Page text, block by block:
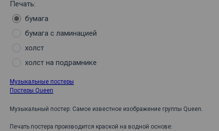
Печать:
бумага
бумага с ламинацией
холст
холст на подрамнике
Музыкальные постеры
Постеры Queen
Музыкальный постер: Самое известное изображение группы Queen.
Печать постера производится краской на водной основе: